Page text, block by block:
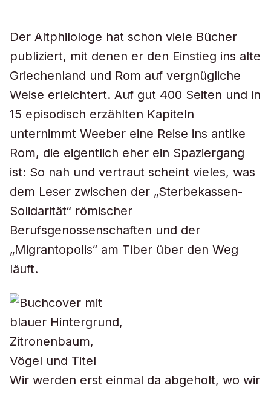
Der Altphilologe hat schon viele Bücher
publiziert, mit denen er den Einstieg ins alte
Griechenland und Rom auf vergnügliche
Weise erleichtert. Auf gut 400 Seiten und in
15 episodisch erzählten Kapiteln
unternimmt Weeber eine Reise ins antike
Rom, die eigentlich eher ein Spaziergang
ist: So nah und vertraut scheint vieles, was
dem Leser zwischen der „Sterbekassen-
Solidarität“ römischer
Berufsgenossenschaften und der
„Migrantopolis“ am Tiber über den Weg
läuft.
Wir werden erst einmal da abgeholt, wo wir